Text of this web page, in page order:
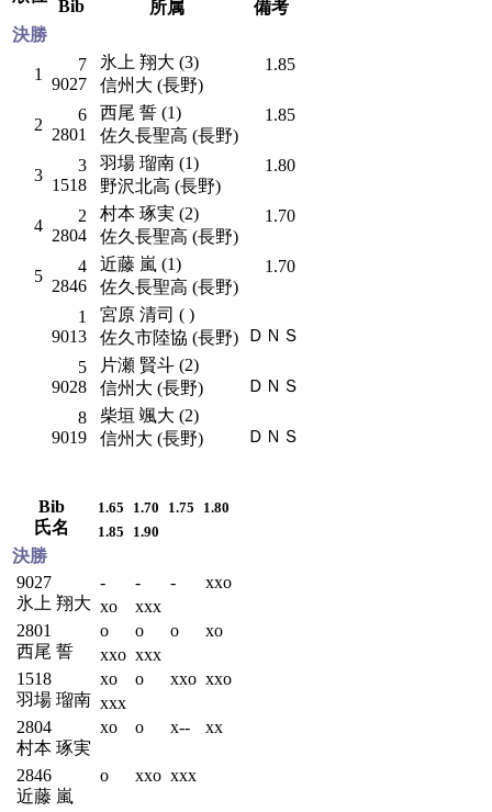
Bib 所属
備考
決勝
1
7
9027
氷上 翔大 (3)
信州大 (長野)
1.85
2
6
2801
西尾 誓 (1)
佐久長聖高 (長野)
1.85
3
3
1518
羽場 瑠南 (1)
野沢北高 (長野)
1.80
4
2
2804
村本 琢実 (2)
佐久長聖高 (長野)
1.70
5
4
2846
近藤 嵐 (1)
佐久長聖高 (長野)
1.70
1
9013
宮原 清司 ( )
佐久市陸協 (長野)
ＤＮＳ
5
9028
片瀬 賢斗 (2)
信州大 (長野)
ＤＮＳ
8
9019
柴垣 颯大 (2)
信州大 (長野)
ＤＮＳ
Bib
氏名
1.65 1.70 1.75
1.80
1.85
1.90
決勝
9027
氷上 翔大
- - -
xxo
xo
xxx
2801
西尾 誓
o o o
xo
xxo xxx
1518
羽場 瑠南
xo o xxo xxo
xxx
2804
村本 琢実
xo o x-- xx
2846
近藤 嵐
o xxo xxx